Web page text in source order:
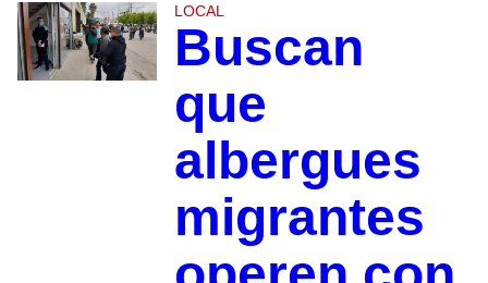
LOCAL
Buscan
que
albergues
migrantes